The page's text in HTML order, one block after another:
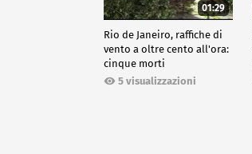
01:29
Rio de Janeiro, raffiche di
vento a oltre cento all'ora:
cinque morti
5 visualizzazioni